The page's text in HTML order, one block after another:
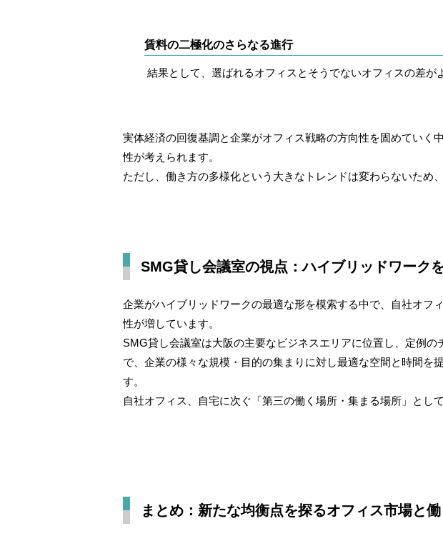
賃料の二極化のさらなる進行
結果として、選ばれるオフィスとそうでないオフィスの差が
実体経済の回復基調と企業がオフィス戦略の方向性を固めてい
性が考えられます。
ただし、働き方の多様化という大きなトレンドは変わらないため
SMG貸し会議室の視点：ハイブリッドワーク
企業がハイブリッドワークの最適な形を模索する中で、自社オ
性が増しています。
SMG貸し会議室は大阪の主要なビジネスエリアに位置し、定例
で、企業の様々な規模・目的の集まりに対し最適な空間と時間を
す。
自社オフィス、自宅に次ぐ「第三の働く場所・集まる場所」とし
まとめ：新たな均衡点を探るオフィス市場と